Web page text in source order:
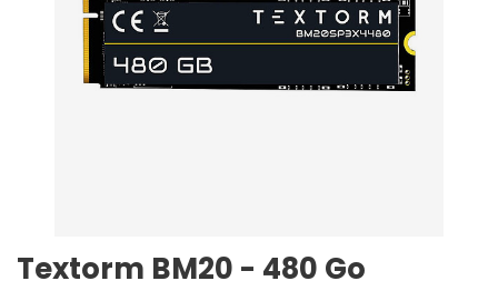
Textorm BM20 - 480 Go